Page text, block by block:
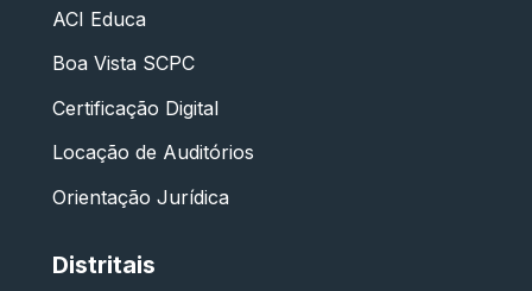
ACI Educa
Boa Vista SCPC
Certificação Digital
Locação de Auditórios
Orientação Jurídica
Distritais